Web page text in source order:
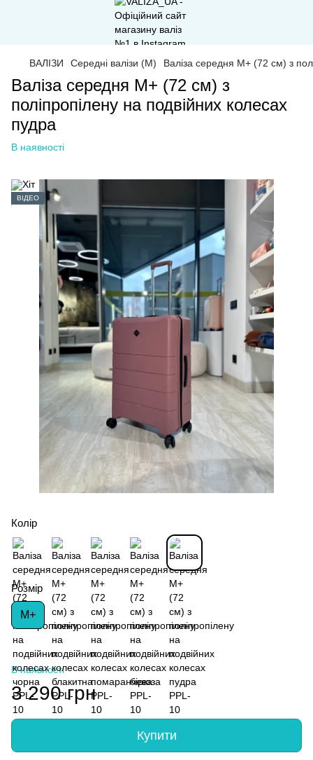
ВАЛІЗИ Середні валізи (M) Валіза середня М+ (72 см) з
Валіза середня М+ (72 см) з
поліпропілену на подвійних колесах
пудра
В наявності
ВІДЕО
Колір
Розмір
М+
В наявності
3 290 грн
Купити